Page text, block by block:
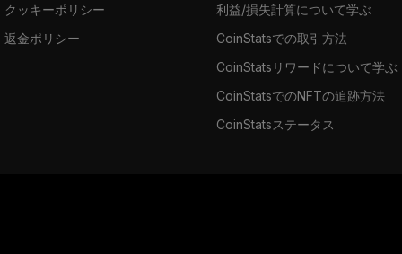
クッキーポリシー
返金ポリシー
利益/損失計算について学ぶ
CoinStatsでの取引方法
CoinStatsリワードについて学ぶ
CoinStatsでのNFTの追跡方法
CoinStatsステータス